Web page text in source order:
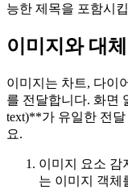
능한 제목을 포함시
이미지와 대
이미지는 차트, 다이
를 전달합니다. 화면
text)**가 유일한 전
요.
이미지 요소 감
는 이미지 객체